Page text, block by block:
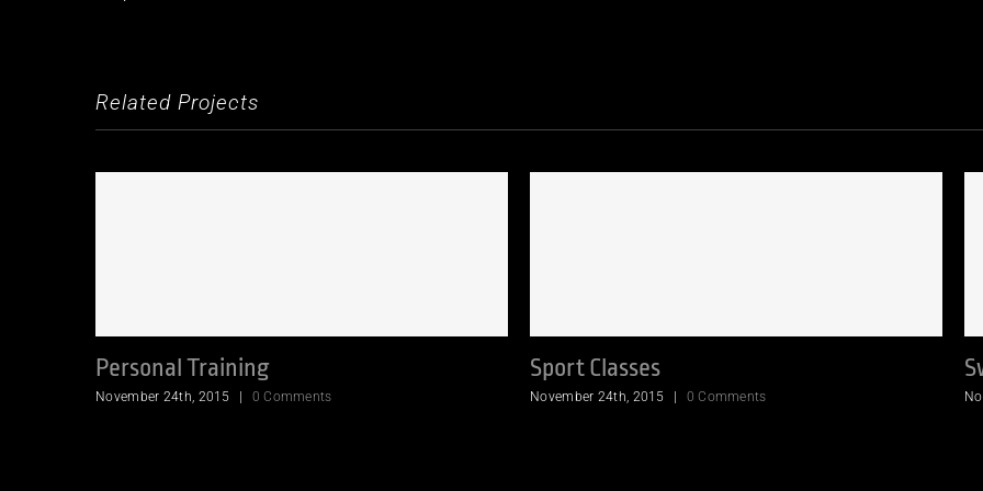
Related Projects
Personal Training
November 24th, 2015 0 Comments
Sport Classes
November 24th, 2015 0 Comments